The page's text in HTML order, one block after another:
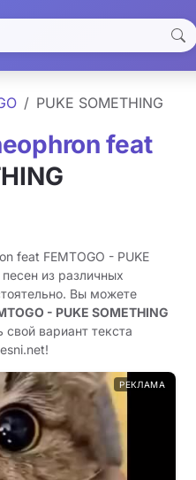
PUKE SOMETHING
feat
feat FEMTOGO - PUKE
из различных
Вы можете
- PUKE SOMETHING
вариант текста
РЕКЛАМА